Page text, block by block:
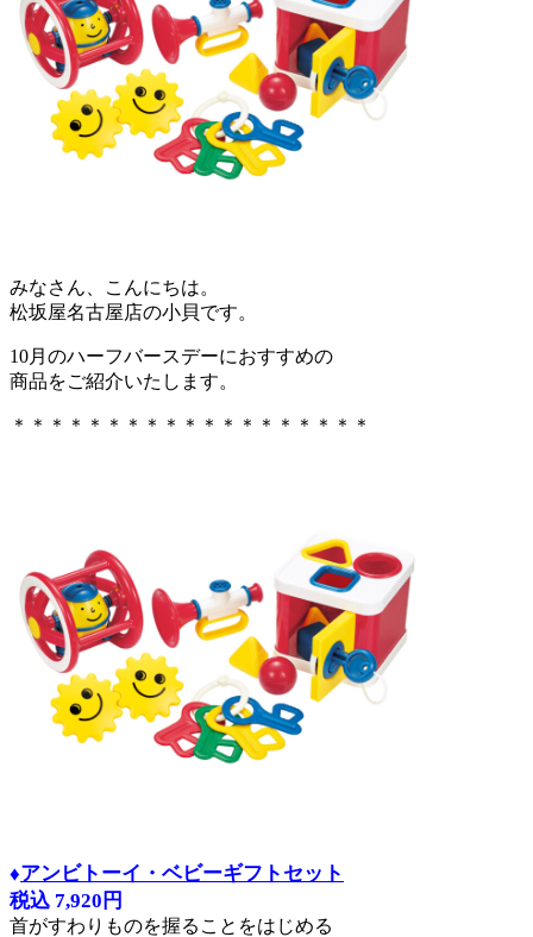
みなさん、こんにちは。
松坂屋名古屋店の小貝です。
10月のハーフバースデーにおすすめの
商品をご紹介いたします。
＊＊＊＊＊＊＊＊＊＊＊＊＊＊＊＊＊＊＊
♦アンビトーイ・ベビーギフトセット
税込 7,920円
首がすわりものを握ることをはじめる